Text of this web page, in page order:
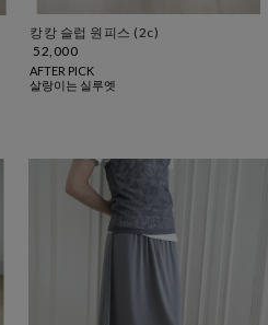
캉캉 슬럽 원피스 (2c)
52,000
AFTER PICK
살랑이는 실루엣